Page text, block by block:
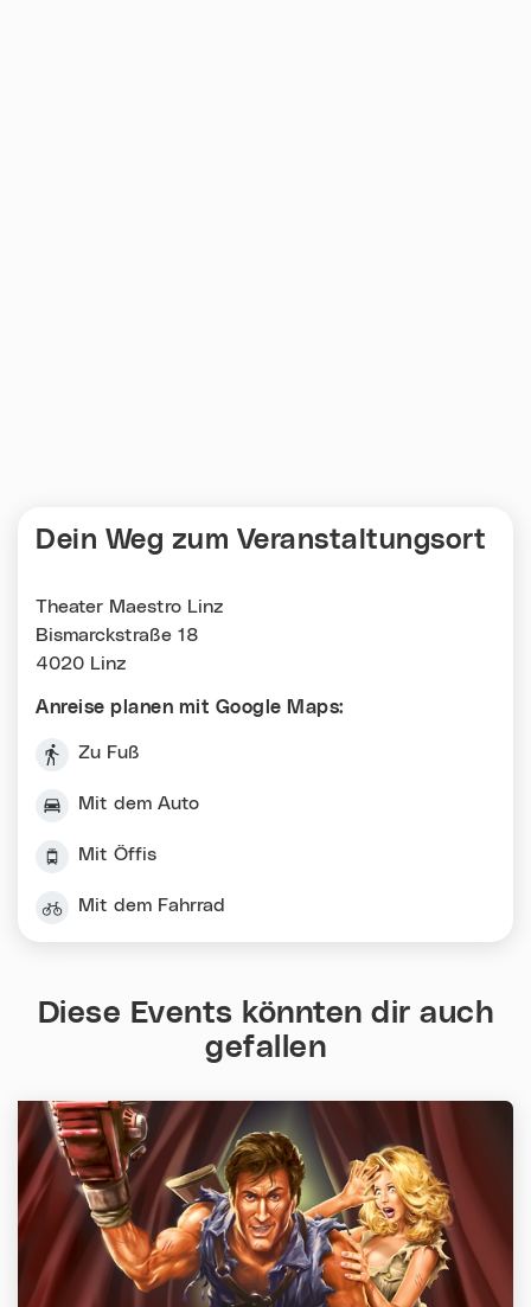
Dein Weg zum Veranstaltungsort
Theater Maestro Linz
Bismarckstraße 18
4020 Linz
Anreise planen mit Google Maps:
Zu Fuß
Mit dem Auto
Mit Öffis
Mit dem Fahrrad
Diese Events könnten dir auch
gefallen